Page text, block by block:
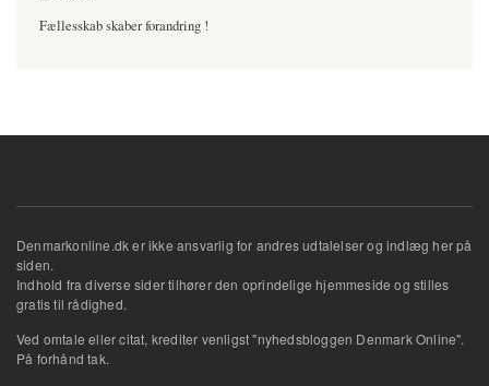
Fællesskab skaber forandring !
Denmarkonline.dk er ikke ansvarlig for andres udtalelser og indlæg her på
siden.
Indhold fra diverse sider tilhører den oprindelige hjemmeside og stilles
gratis til rådighed.
Ved omtale eller citat, krediter venligst "nyhedsbloggen Denmark Online".
På forhånd tak.